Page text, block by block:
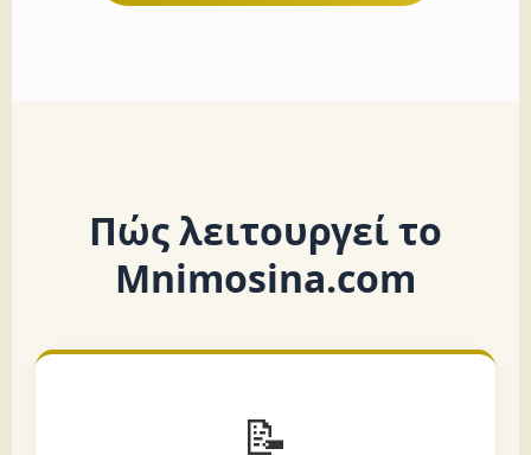
Πώς λειτουργεί το
Mnimosina.com
📝